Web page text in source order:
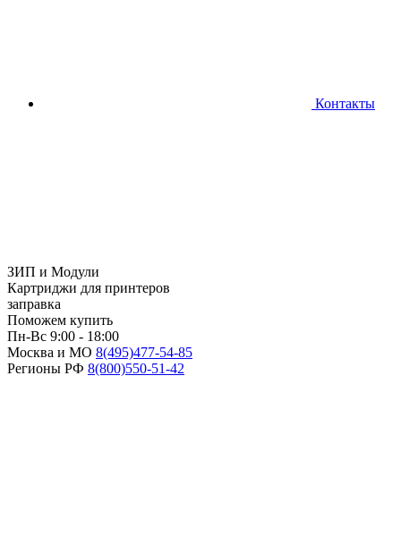
Контакты
ЗИП и Модули
Картриджи для принтеров
заправка
Поможем купить
Пн-Вс 9:00 - 18:00
Москва и МО 8(495)477-54-85
Регионы РФ 8(800)550-51-42